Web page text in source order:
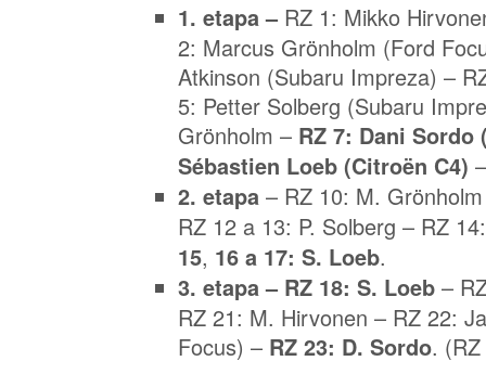
1. etapa – RZ 1: Mikko
2: Marcus Grönholm (Ford
Atkinson (Subaru Impreza) –
5: Petter Solberg (Subaru
Grönholm – RZ 7: Dani
Sébastien Loeb (Citroën C4)
2. etapa– RZ 10: M.
RZ 12 a 13: P. Solberg – RZ
15, 16 a 17: S. Loeb.
3. etapa – RZ 18: S. Loeb–
RZ 21: M. Hirvonen – RZ 22:
Focus) – RZ 23: D. Sordo.